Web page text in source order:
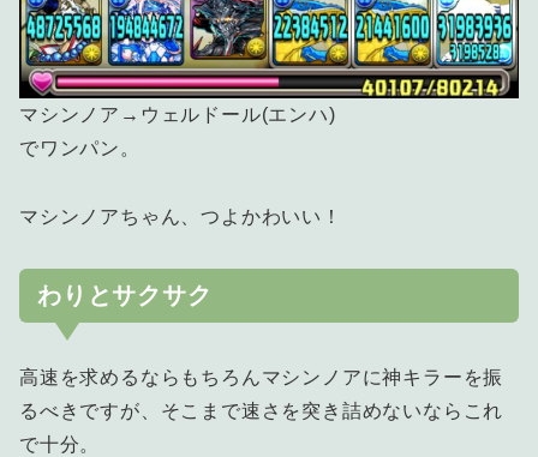
マシンノア→ウェルドール(エンハ)
でワンパン。
マシンノアちゃん、つよかわいい！
わりとサクサク
高速を求めるならもちろんマシンノアに神キラーを振
るべきですが、そこまで速さを突き詰めないならこれ
で十分。